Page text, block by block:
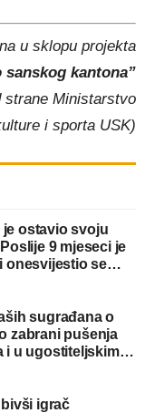
u sklopu projekta
kantona”
strane Ministarstvo
i sporta USK)
je ostavio svoju
9 mjeseci je
onesvijestio se
piše!
sugrađana o
zabrani pušenja
i u ugostiteljskim
igrač